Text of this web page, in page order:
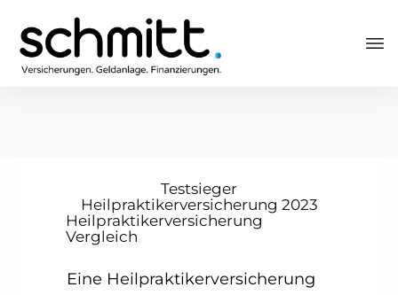
Testsieger
Heilpraktikerversicherung 2023
Heilpraktikerversicherung
Vergleich
Eine Heilpraktikerversicherung